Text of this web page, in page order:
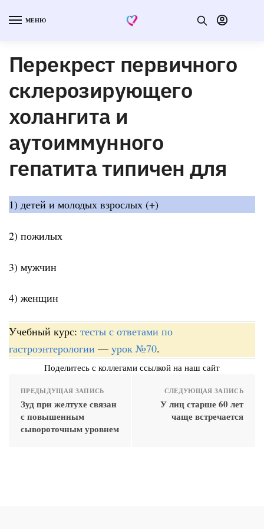
МЕНЮ
Перекрест первичного
склерозирующего
холангита и
аутоиммунного
гепатита типичен для
1) детей и молодых взрослых (+)
2) пожилых
3) мужчин
4) женщин
Учебный курс: тесты с ответами по
гастроэнтерологии — урок №70.
Поделитесь с коллегами ссылкой на наш сайт
ПРЕДЫДУЩАЯ ЗАПИСЬ
Зуд при желтухе связан
с повышенным
сывороточным уровнем
СЛЕДУЮЩАЯ ЗАПИСЬ
У лиц старше 60 лет
чаще встречается